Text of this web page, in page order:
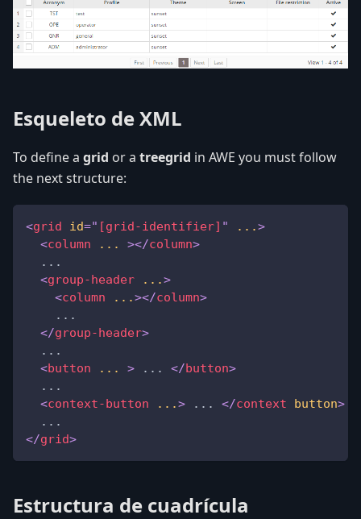
Esqueleto de XML
To define a grid or a treegrid in AWE you must follow
the next structure:
<grid id=" [grid-identifier] " ...>
<column ... ></column>
  ...
<group-header ...>
<column ...></column>
    ...
</group-header>
  ...
<button ... > ... </button>
  ...
<context-button ...> ... </context button>
  ...
</grid>
Estructura de cuadrícula